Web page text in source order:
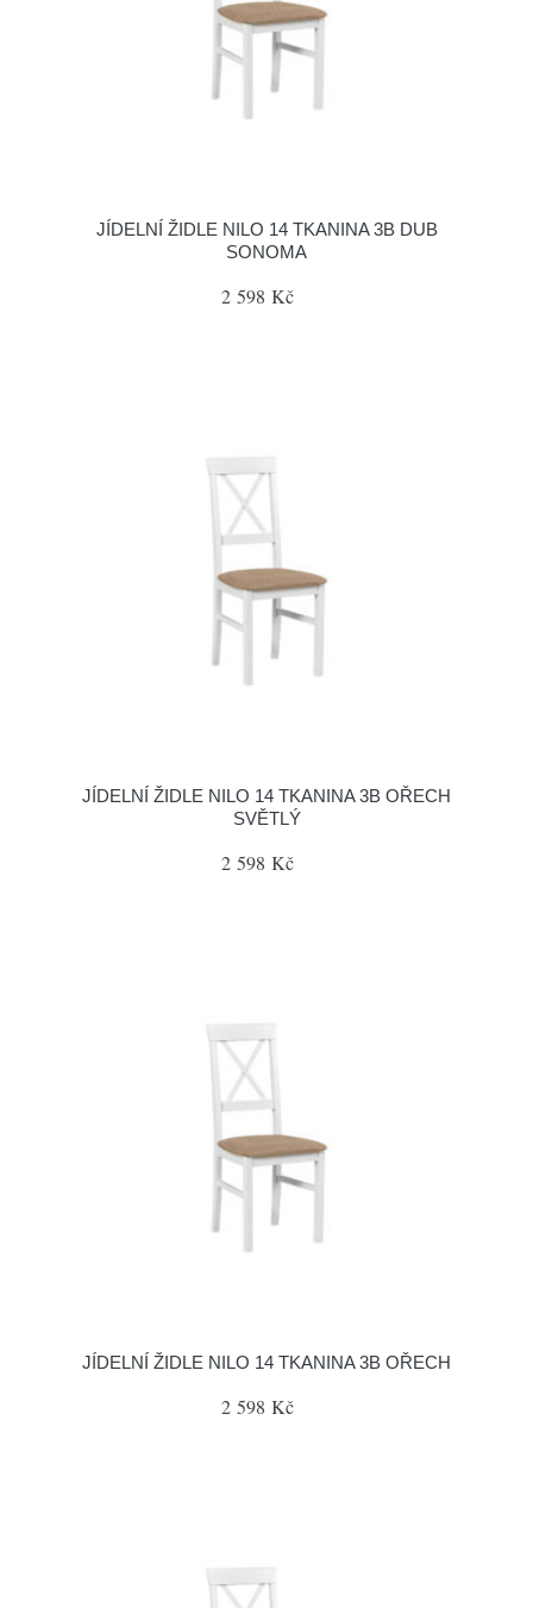
JÍDELNÍ ŽIDLE NILO 14 TKANINA 3B DUB
SONOMA
2 598 Kč
JÍDELNÍ ŽIDLE NILO 14 TKANINA 3B OŘECH
SVĚTLÝ
2 598 Kč
JÍDELNÍ ŽIDLE NILO 14 TKANINA 3B OŘECH
2 598 Kč